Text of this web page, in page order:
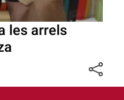
les arrels